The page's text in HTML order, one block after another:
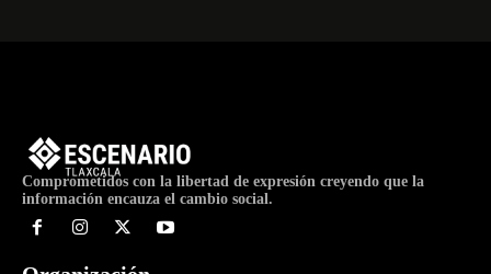
Comprometidos con la libertad de expresión creyendo que la
información encauza el cambio social.